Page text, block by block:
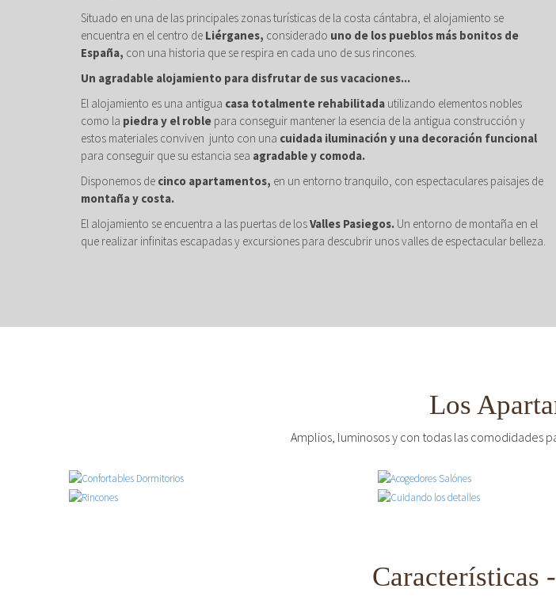
Situado en una de las principales zonas turísticas de la costa cántabra, el alojamiento se
encuentra en el centro de Liérganes, considerado uno de los pueblos más bonitos de
España, con una historia que se respira en cada uno de sus rincones.
Un agradable alojamiento para disfrutar de sus vacaciones...
El alojamiento es una antigua casa totalmente rehabilitada utilizando elementos nobles
como la piedra y el roble para conseguir mantener la esencia de la antigua construcción y
estos materiales conviven junto con una cuidada iluminación y una decoración funcional
para conseguir que su estancia sea agradable y comoda.
Disponemos de cinco apartamentos, en un entorno tranquilo, con espectaculares paisajes de
montaña y costa.
El alojamiento se encuentra a las puertas de losValles Pasiegos. Un entorno de montaña en el
que realizar infinitas escapadas y excursiones para descubrir unos valles de espectacular belleza.
Los
Amplios, luminosos y con todas las comodidades
Características